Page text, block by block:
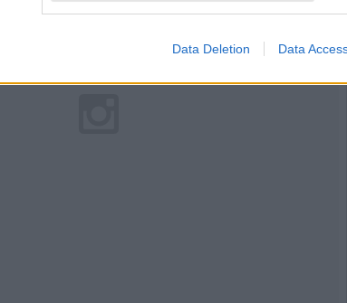
Data Deletion Data